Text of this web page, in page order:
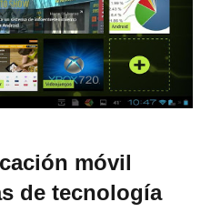
móvil
de tecnología